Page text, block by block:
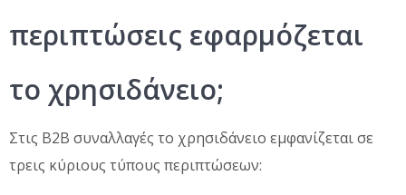
περιπτώσεις εφαρμόζεται
το χρησιδάνειο;
Στις Β2Β συναλλαγές το χρησιδάνειο εμφανίζεται σε
τρεις κύριους τύπους περιπτώσεων: